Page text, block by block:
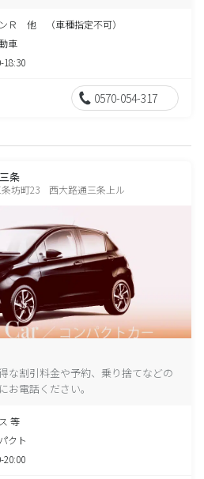
Ｒ 他 （車種指定不可）
車
18:30
0570-054-317
条
坊町23 西大路通三条上ル
な割引料金や予約、乗り捨てなどの
お電話ください。
等
クト
20:00